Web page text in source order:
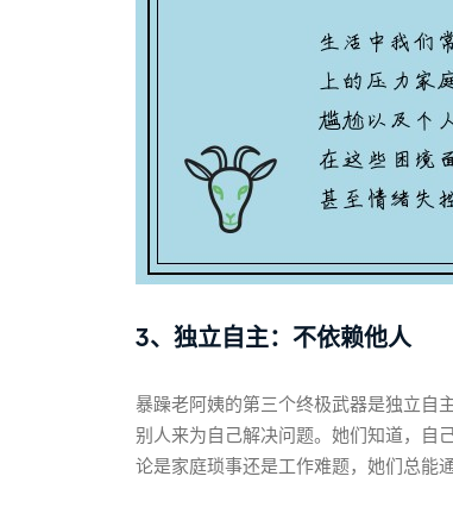
3、独立自主：不依赖他人
暴躁老阿姨的第三个终极武器是独立自
别人来为自己解决问题。她们知道，自
论是家庭琐事还是工作难题，她们总能